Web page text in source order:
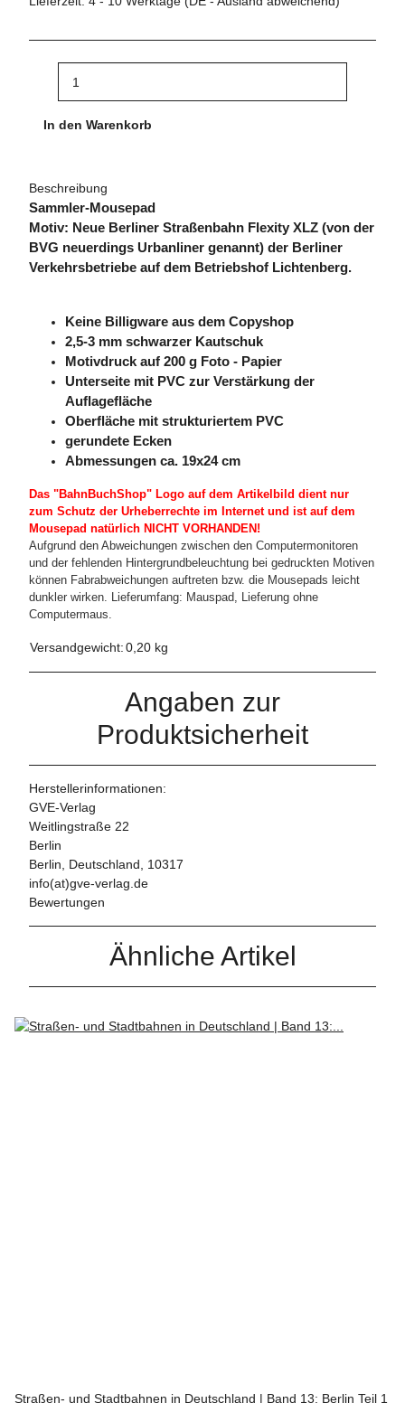
In den Warenkorb
Beschreibung
Sammler-Mousepad
Motiv: Neue Berliner Straßenbahn Flexity XLZ (von der
BVG neuerdings Urbanliner genannt) der Berliner
Verkehrsbetriebe auf dem Betriebshof Lichtenberg.
Keine Billigware aus dem Copyshop
2,5-3 mm schwarzer Kautschuk
Motivdruck auf 200 g Foto - Papier
Unterseite mit PVC zur Verstärkung der
Auflagefläche
Oberfläche mit strukturiertem PVC
gerundete Ecken
Abmessungen ca. 19x24 cm
Das "BahnBuchShop" Logo auf dem Artikelbild dient nur
zum Schutz der Urheberrechte im Internet und ist auf dem
Mousepad natürlich NICHT VORHANDEN!
Aufgrund den Abweichungen zwischen den Computermonitoren
und der fehlenden Hintergrundbeleuchtung bei gedruckten Motiven
können Fabrabweichungen auftreten bzw. die Mousepads leicht
dunkler wirken. Lieferumfang: Mauspad, Lieferung ohne
Computermaus.
Versandgewicht:0,20 kg
Angaben zur
Produktsicherheit
Herstellerinformationen:
GVE-Verlag
Weitlingstraße 22
Berlin
Berlin, Deutschland, 10317
info(at)gve-verlag.de
Bewertungen
Ähnliche Artikel
Straßen- und Stadtbahnen in Deutschland | Band 13: Berlin Teil 1